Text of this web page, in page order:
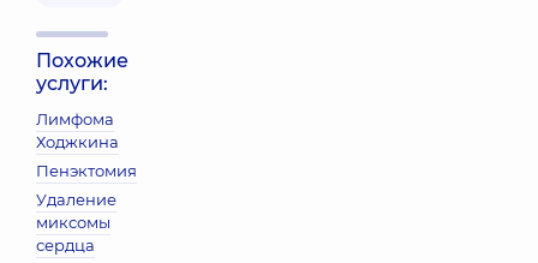
Похожие
услуги:
Лимфома
Ходжкина
Пенэктомия
Удаление
миксомы
сердца